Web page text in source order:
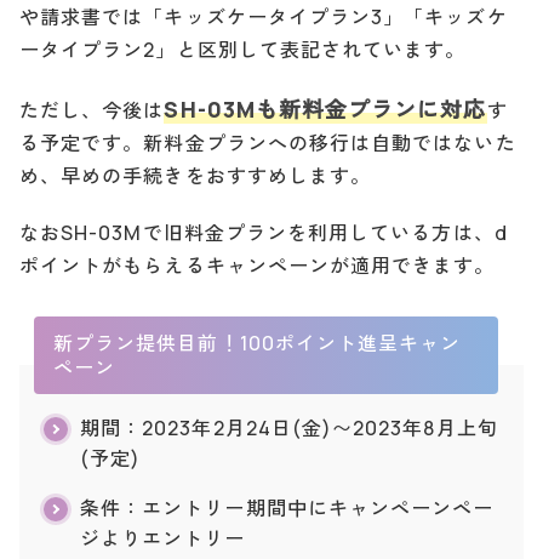
や請求書では「キッズケータイプラン3」「キッズケ
ータイプラン2」と区別して表記されています。
ただし、今後はSH-03Mも新料金プランに対応す
る予定です。新料金プランへの移行は自動ではないた
め、早めの手続きをおすすめします。
なおSH-03Mで旧料金プランを利用している方は、d
ポイントがもらえるキャンペーンが適用できます。
新プラン提供目前！100ポイント進呈キャン
ペーン
期間：2023年2月24日(金)〜2023年8月上旬
(予定)
条件：エントリー期間中にキャンペーンペー
ジよりエントリー